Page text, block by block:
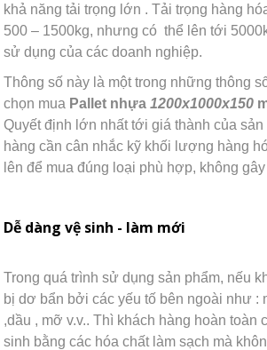
khả năng tải trọng lớn . Tải trọng hàng
500 – 1500kg, nhưng có thể lên tới
sử dụng của các doanh nghiệp.
Thông số này là một trong những thông
chọn mua Pallet nhựa1200x1000x150
Quyết định lớn nhất tới giá thành của sản
hàng cần cân nhắc kỹ khối lượng hàng
lên để mua đúng loại phù hợp, không
Dễ dàng vệ sinh - làm mới
Trong quá trình sử dụng sản phẩm, nếu
bị dơ bẩn bởi các yếu tố bên ngoài như :
,dầu , mỡ v.v.. Thì khách hàng hoàn toàn
sinh bằng các hóa chất làm sạch mà